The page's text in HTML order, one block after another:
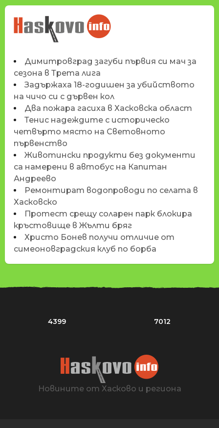
НОВИНИТЕ НА
HASKOVO.INFO
Димитровград загуби първия си мач за
сезона в Трета лига
Задържаха 18-годишен за убийството
на чичо си с дървен кол
Два пожара гасиха в Хасковска област
Тенис надеждите с историческо
четвърто място на Световното
първенство
Животински продукти без документи
са намерени в автобус на Капитан
Андреево
Ремонтират водопроводи по селата в
Хасковско
Протест срещу соларен парк блокира
кръстовище в Жълти бряг
Христо Бонев получи отличие от
симеоновградския клуб по борба
4399 7012
Новините от Хасково и региона